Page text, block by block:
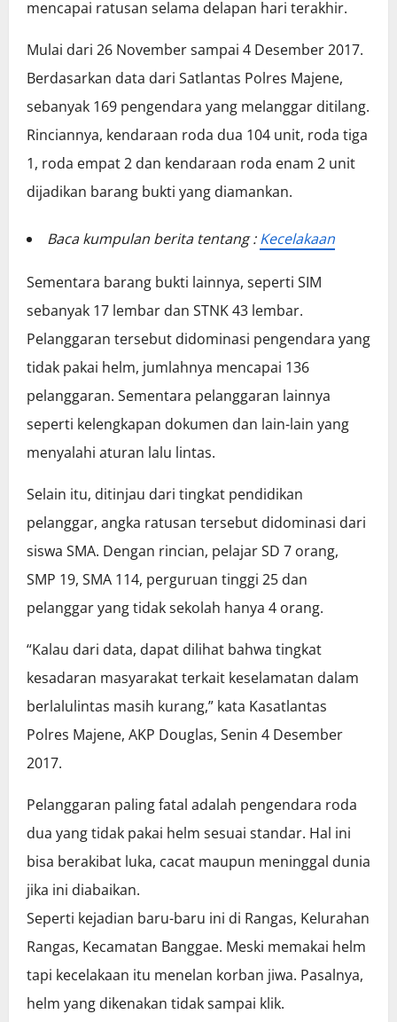
mencapai ratusan selama delapan hari terakhir.
Mulai dari 26 November sampai 4 Desember 2017.
Berdasarkan data dari Satlantas Polres Majene,
sebanyak 169 pengendara yang melanggar ditilang.
Rinciannya, kendaraan roda dua 104 unit, roda tiga
1, roda empat 2 dan kendaraan roda enam 2 unit
dijadikan barang bukti yang diamankan.
Baca kumpulan berita tentang :Kecelakaan
Sementara barang bukti lainnya, seperti SIM
sebanyak 17 lembar dan STNK 43 lembar.
Pelanggaran tersebut didominasi pengendara yang
tidak pakai helm, jumlahnya mencapai 136
pelanggaran. Sementara pelanggaran lainnya
seperti kelengkapan dokumen dan lain-lain yang
menyalahi aturan lalu lintas.
Selain itu, ditinjau dari tingkat pendidikan
pelanggar, angka ratusan tersebut didominasi dari
siswa SMA. Dengan rincian, pelajar SD 7 orang,
SMP 19, SMA 114, perguruan tinggi 25 dan
pelanggar yang tidak sekolah hanya 4 orang.
“Kalau dari data, dapat dilihat bahwa tingkat
kesadaran masyarakat terkait keselamatan dalam
berlalulintas masih kurang,” kata Kasatlantas
Polres Majene, AKP Douglas, Senin 4 Desember
2017.
Pelanggaran paling fatal adalah pengendara roda
dua yang tidak pakai helm sesuai standar. Hal ini
bisa berakibat luka, cacat maupun meninggal dunia
jika ini diabaikan.
Seperti kejadian baru-baru ini di Rangas, Kelurahan
Rangas, Kecamatan Banggae. Meski memakai helm
tapi kecelakaan itu menelan korban jiwa. Pasalnya,
helm yang dikenakan tidak sampai klik.